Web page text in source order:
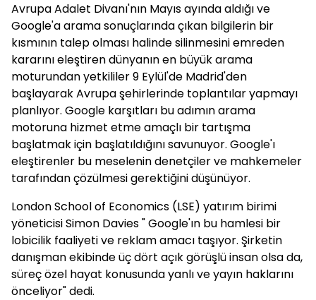
Avrupa Adalet Divanı'nın Mayıs ayında aldığı ve
Google'a arama sonuçlarında çıkan bilgilerin bir
kısmının talep olması halinde silinmesini emreden
kararını eleştiren dünyanın en büyük arama
moturundan yetkililer 9 Eylül'de Madrid'den
başlayarak Avrupa şehirlerinde toplantılar yapmayı
planlıyor. Google karşıtları bu adımın arama
motoruna hizmet etme amaçlı bir tartışma
başlatmak için başlatıldığını savunuyor. Google'ı
eleştirenler bu meselenin denetçiler ve mahkemeler
tarafından çözülmesi gerektiğini düşünüyor.
London School of Economics (LSE) yatırım birimi
yöneticisi Simon Davies " Google'ın bu hamlesi bir
lobicilik faaliyeti ve reklam amacı taşıyor. Şirketin
danışman ekibinde üç dört açık görüşlü insan olsa da,
süreç özel hayat konusunda yanlı ve yayın haklarını
önceliyor" dedi.